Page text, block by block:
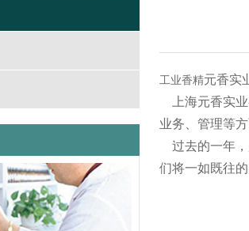
工业香精元香实
上海元香实业
业务、管理等
过去的一年，
们将一如既往